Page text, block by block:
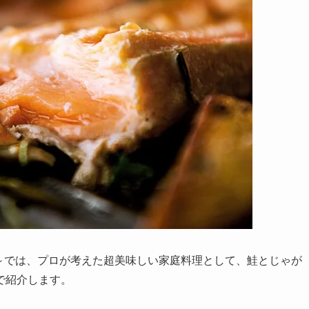
は、プロが考えた超美味しい家庭料理として、鮭とじゃが
介します。